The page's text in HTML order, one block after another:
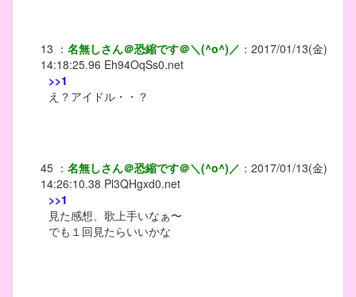
13 ： 名無しさん＠恐縮です＠＼(^o^)／ ： 2017/01/13(金)
14:18:25.96 Eh94OqSs0.net
>>1
え？アイドル・・？
45 ： 名無しさん＠恐縮です＠＼(^o^)／ ： 2017/01/13(金)
14:26:10.38 Pl3QHgxd0.net
>>1
見た感想、歌上手いなぁ〜
でも１回見たらいいかな